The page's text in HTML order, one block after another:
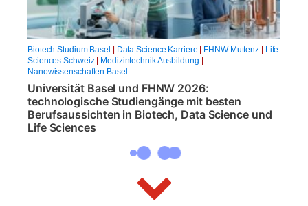
Biotech Studium Basel Data Science Karriere FHNW Muttenz
Life
Sciences Schweiz| Medizintechnik Ausbildung
Nanowissenschaften Basel
Universität Basel und FHNW 2026:
technologische Studiengänge mit besten
Berufsaussichten in Biotech, Data Science und
Life Sciences